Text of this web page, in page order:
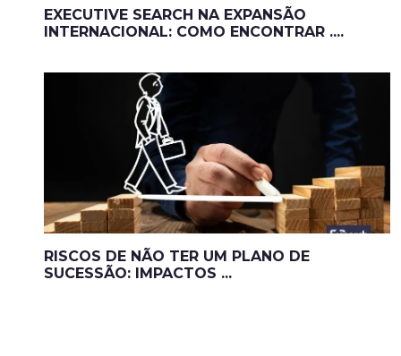
EXECUTIVE SEARCH NA EXPANSÃO
INTERNACIONAL: COMO ENCONTRAR ....
RISCOS DE NÃO TER UM PLANO DE
SUCESSÃO: IMPACTOS ...